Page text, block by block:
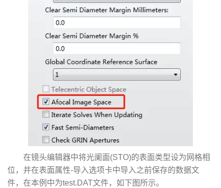
在镜头编辑器中将光阑面(STO)的表面类型设为网格相
位，并在表面属性-导入选项卡中导入之前保存的数据文
件，在本例中为test.DAT文件，如下图所示。